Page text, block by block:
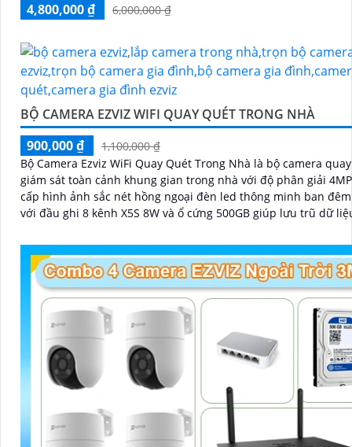
4,800,000 ₫
6,000,000 ₫
BỘ CAMERA EZVIZ WIFI QUAY QUÉT TRONG NHÀ
900,000 ₫
1,100,000 ₫
Bộ Camera Ezviz WiFi Quay Quét Trong Nhà là bộ camera
giám sát toàn cảnh khung gian trong nhà với độ phân giải
cấp hình ảnh sắc nét hồng ngoại đèn led thông minh ban
với đầu ghi 8 kênh X5S 8W và ổ cứng 500GB giúp lưu trũ dữ